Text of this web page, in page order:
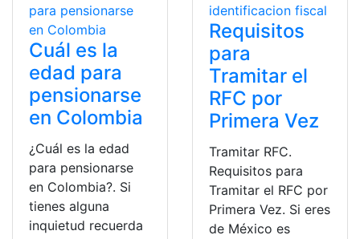
Cuál es la
edad para
pensionarse
en Colombia
¿Cuál es la edad
para pensionarse
en Colombia?. Si
tienes alguna
inquietud recuerda
Requisitos
para
Tramitar el
RFC por
Primera Vez
Tramitar RFC.
Requisitos para
Tramitar el RFC por
Primera Vez. Si eres
de México es